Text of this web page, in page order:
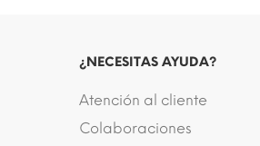
¿NECESITAS AYUDA?
Atención al cliente
Colaboraciones